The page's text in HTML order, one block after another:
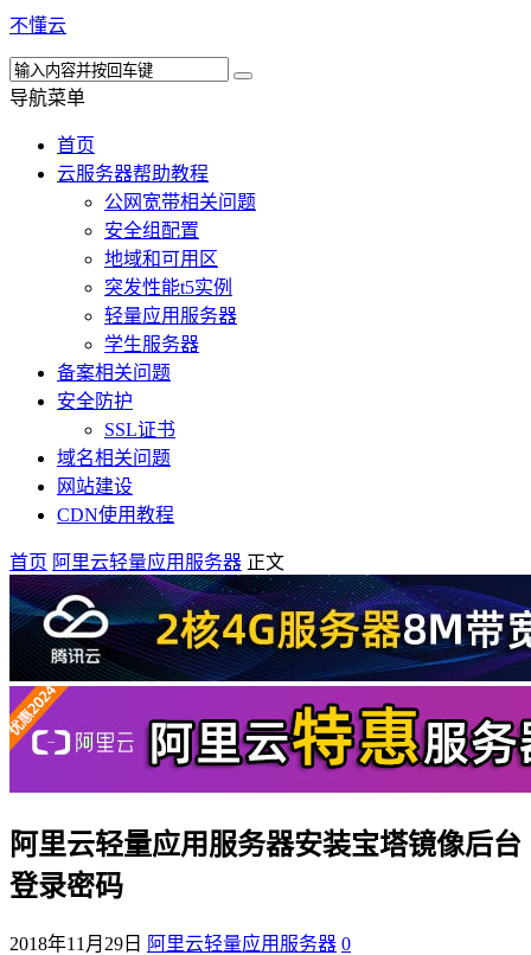
不懂云
导航菜单
首页
云服务器帮助教程
公网宽带相关问题
安全组配置
地域和可用区
突发性能t5实例
轻量应用服务器
学生服务器
备案相关问题
安全防护
SSL证书
域名相关问题
网站建设
CDN使用教程
首页 阿里云轻量应用服务器 正文
阿里云轻量应用服务器安装宝塔镜像后台
登录密码
2018年11月29日 阿里云轻量应用服务器 0